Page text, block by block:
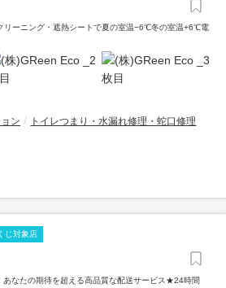
リーニング・遮熱シートで夏の室温−6℃冬の室温+6℃電
ン トイレつまり・水漏れ修理・蛇口修理
じ対象店
あなたの期待を超える高品質な配送サービス★24時間